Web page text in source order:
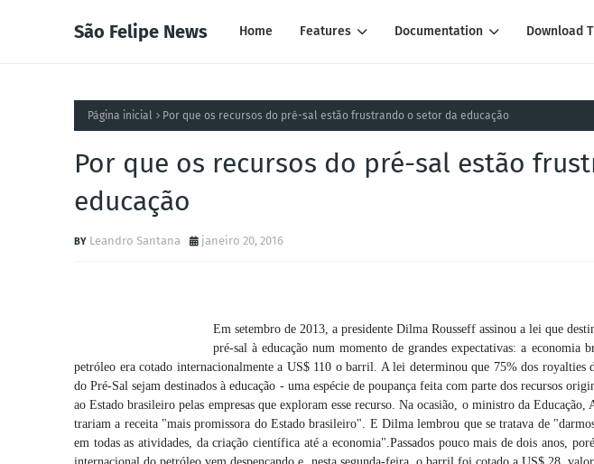
São Felipe News Home Features Documentation Download
Página inicial Por que os recursos do pré-sal estão frustrando o setor da educação
Por que os recursos do pré-sal estão
educação
Leandro Santana janeiro 20, 2016
Em setembro de 2013, a presidente Dilma Rousseff assinou a lei que
pré-sal à educação num momento de grandes expectativas: a
petróleo era cotado internacionalmente a US$ 110 o barril. A lei determinou que 75% dos royalties
do Pré-Sal sejam destinados à educação - uma espécie de poupança feita com parte dos recursos
ao Estado brasileiro pelas empresas que exploram esse recurso. Na ocasião, o ministro da
trariam a receita "mais promissora do Estado brasileiro". E Dilma lembrou que se tratava de
em todas as atividades, da criação científica até a economia".Passados pouco mais de dois anos,